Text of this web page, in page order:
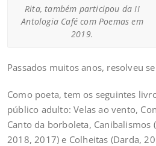
Rita, também participou da II
Antologia Café com Poemas em
2019.
Passados muitos anos, resolveu
Como poeta, tem os seguintes
público adulto: Velas ao vento,
Canto da borboleta, Canibalismos
2018, 2017) e Colheitas (Darda,